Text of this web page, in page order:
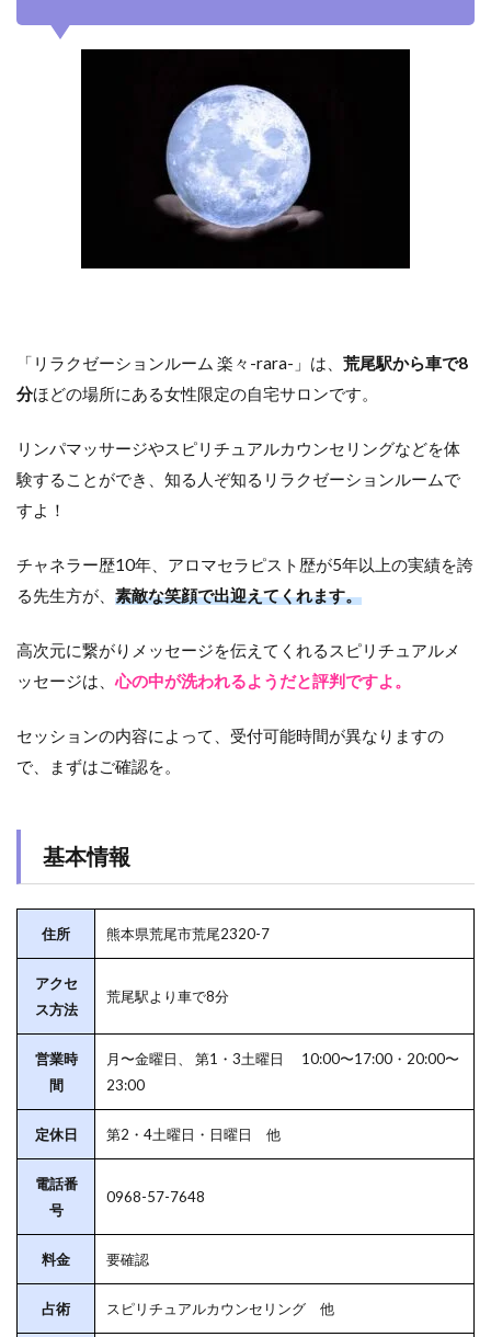
「リラクゼーションルーム 楽々-rara-」は、 荒尾駅から車で8
分ほどの場所にある女性限定の自宅サロンです。
リンパマッサージやスピリチュアルカウンセリングなどを体
験することができ、知る人ぞ知るリラクゼーションルームで
すよ！
チャネラー歴10年、アロマセラピスト歴が5年以上の実績を誇
る先生方が、 素敵な笑顔で出迎えてくれます。
高次元に繋がりメッセージを伝えてくれるスピリチュアルメ
ッセージは、心の中が洗われるようだと評判ですよ。
セッションの内容によって、受付可能時間が異なりますの
で、まずはご確認を。
基本情報
住所 熊本県荒尾市荒尾2320-7
アクセ
ス方法
荒尾駅より車で8分
営業時
間
月〜金曜日、 第1・3土曜日 10:00〜17:00・20:00〜
23:00
定休日 第2・4土曜日・日曜日 他
電話番
号
0968-57-7648
料金 要確認
占術 スピリチュアルカウンセリング 他